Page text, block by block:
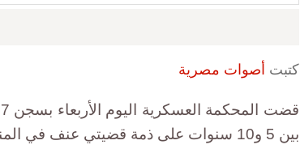
كتبت أصوات مصرية
بين 5 و10 سنوات على ذمة قضيتي عنف في المنيا.